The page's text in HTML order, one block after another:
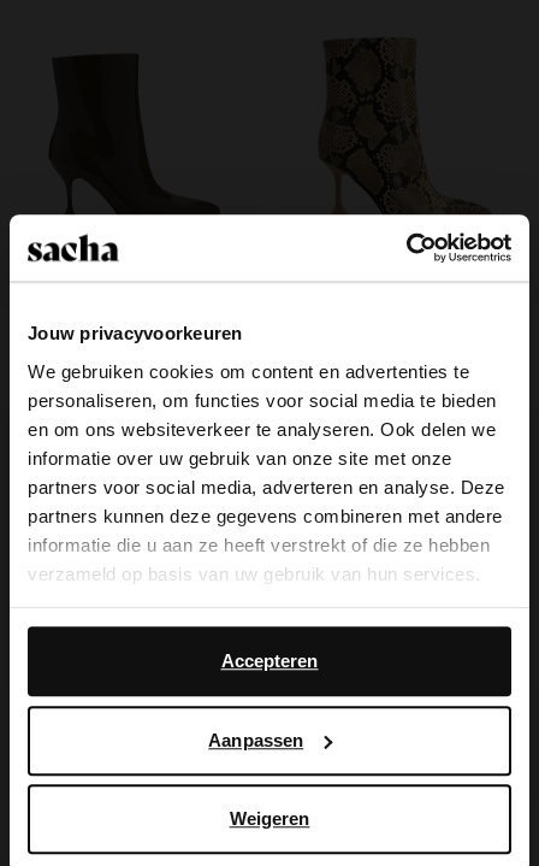
Jouw privacyvoorkeuren
We gebruiken cookies om content en advertenties te
personaliseren, om functies voor social media te bieden
en om ons websiteverkeer te analyseren. Ook delen we
informatie over uw gebruik van onze site met onze
partners voor social media, adverteren en analyse. Deze
partners kunnen deze gegevens combineren met andere
informatie die u aan ze heeft verstrekt of die ze hebben
verzameld op basis van uw gebruik van hun services.
Daarnaast werken wij samen met Google voor
advertentie- en meetdoeleinden. Meer informatie over
hoe Google uw persoonsgegevens gebruikt, vindt u op
Accepteren
Aanpassen
Weigeren
Groene lak enkellaarsjes met
100.00
Zwarte slingback pumps met gespen Cow print slingback pumps
- 50% ×
View this website in English?
It looks like your language isn't Dutch. Would
you like to switch to English?
Yes, switch to
English
No, stay in Dutch